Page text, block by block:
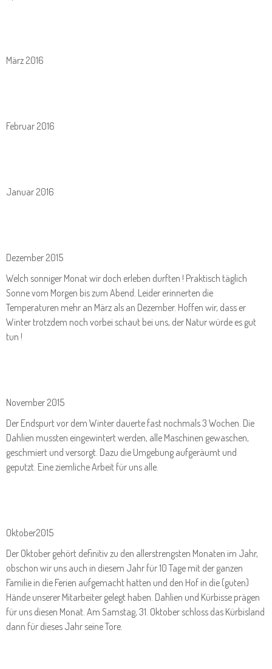
März 2016
Februar 2016
Januar 2016
Dezember 2015
Welch sonniger Monat wir doch erleben durften ! Praktisch täglich
Sonne vom Morgen bis zum Abend. Leider erinnerten die
Temperaturen mehr an März als an Dezember. Hoffen wir, dass er
Winter trotzdem noch vorbei schaut bei uns, der Natur würde es gut
tun !
November 2015
Der Endspurt vor dem Winter dauerte fast nochmals 3 Wochen. Die
Dahlien mussten eingewintert werden, alle Maschinen gewaschen,
geschmiert und versorgt. Dazu die Umgebung aufgeräumt und
geputzt. Eine ziemliche Arbeit für uns alle.
Oktober2015
Der Oktober gehört definitiv zu den allerstrengsten Monaten im Jahr,
obschon wir uns auch in diesem Jahr für 10 Tage mit der ganzen
Familie in die Ferien aufgemacht hatten und den Hof in die (guten)
Hände unserer Mitarbeiter gelegt haben. Dahlien und Kürbisse prägen
für uns diesen Monat. Am Samstag, 31. Oktober schloss das Kürbisland
dann für dieses Jahr seine Tore.